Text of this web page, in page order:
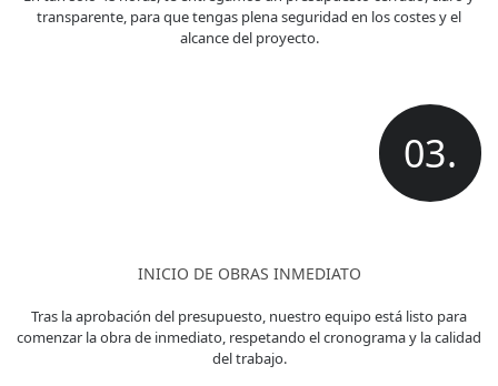
transparente, para que tengas plena seguridad en los costes y el
alcance del proyecto.
03.
INICIO DE OBRAS INMEDIATO
Tras la aprobación del presupuesto, nuestro equipo está listo para
comenzar la obra de inmediato, respetando el cronograma y la calidad
del trabajo.